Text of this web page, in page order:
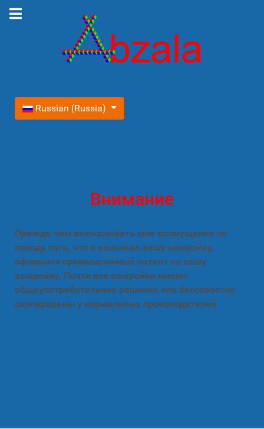
Выберите язык
Russian (Russia)
Внимание
Прежде чем высказывать мне возмущение по
поводу того, что я выложил вашу выкройку,
оформите промышленный патент на вашу
выкройку. Почти все выкройки имеют
общеупотребительное решение или бессовестно
скопированы у нормальных производителей.